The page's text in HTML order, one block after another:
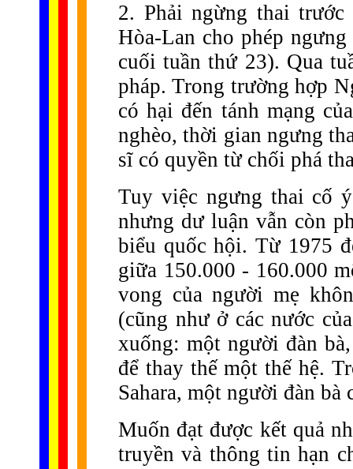
2. Phải ngừng thai
Hòa-Lan cho phép
cuối tuần thứ 23). Qua
pháp. Trong trường hợp
có hại đến tánh mạng
nghèo, thời gian ngưng
sĩ có quyền từ chối phá
Tuy việc ngưng thai cố
nhưng dư luận vẫn còn
biểu quốc hội. Từ 1975
giữa 150.000 - 160.000
vong của người mẹ
(cũng như ở các nước
xuống: một người đàn
để thay thế một thế hệ.
Sahara, một người đàn
Muốn đạt được kết quả
truyền và thông tin hạn